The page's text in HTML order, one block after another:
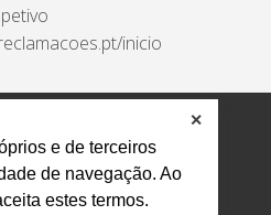
e de terceiros
de navegação. Ao
estes termos.
✕
inicio
e Tratamento de Dados
de Dados
Livro Eletrónico
Canal de Denúncias